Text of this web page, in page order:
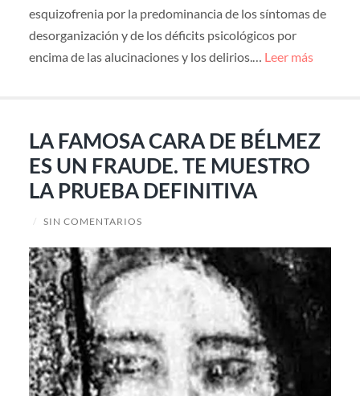
esquizofrenia por la predominancia de los síntomas de
desorganización y de los déficits psicológicos por
encima de las alucinaciones y los delirios.… Leer más
LA FAMOSA CARA DE BÉLMEZ
ES UN FRAUDE. TE MUESTRO
LA PRUEBA DEFINITIVA
/ SIN COMENTARIOS